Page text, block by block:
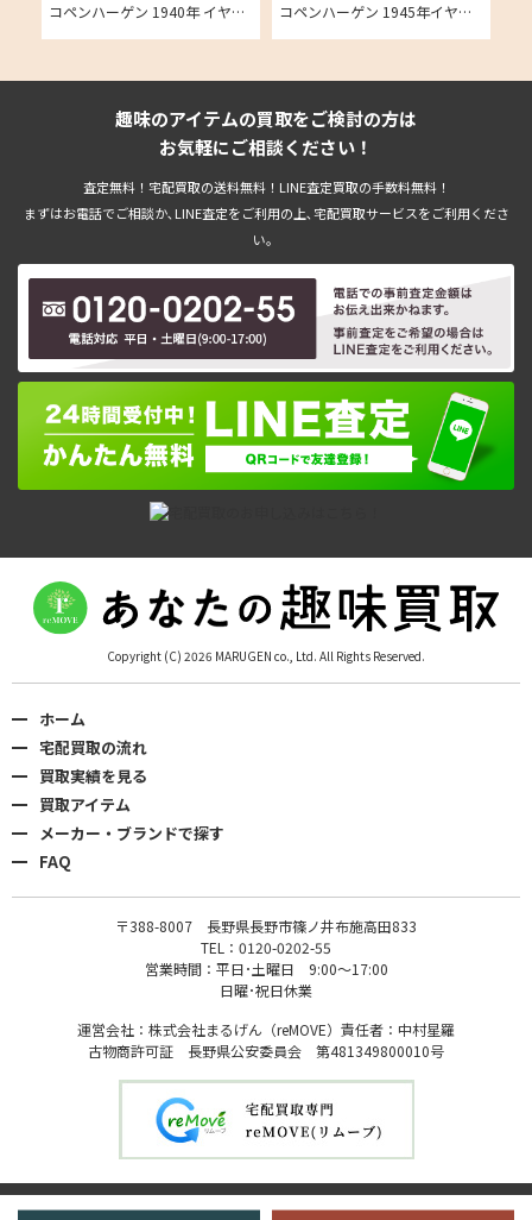
コペンハーゲン 1940年 イヤー
コペンハーゲン 1945年イヤー
趣味のアイテムの買取をご検討の方は
お気軽にご相談ください！
査定無料！宅配買取の送料無料！LINE査定買取の手数料無料！
まずはお電話でご相談か､LINE査定をご利用の上､宅配買取サービスをご利用くださ
い。
Copyright (C) 2026 MARUGEN co., Ltd. All Rights Reserved.
ホーム
宅配買取の流れ
買取実績を見る
買取アイテム
メーカー・ブランドで探す
FAQ
〒388-8007 長野県長野市篠ノ井布施高田833
TEL：0120-0202-55
営業時間：平日･土曜日 9:00〜17:00
日曜･祝日休業
運営会社：株式会社まるげん（reMOVE）責任者：中村星羅
古物商許可証 長野県公安委員会 第481349800010号